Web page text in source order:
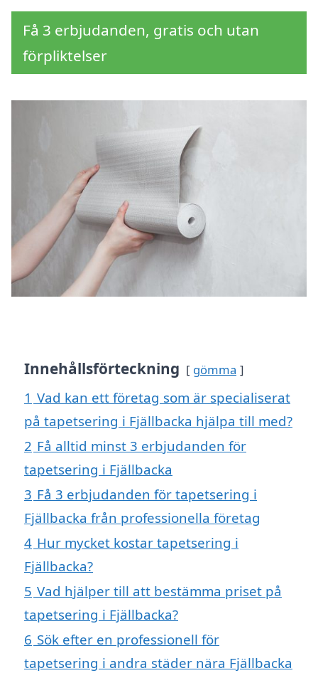
Få 3 erbjudanden, gratis och utan
förpliktelser
Innehållsförteckning gömma
1 Vad kan ett företag som är specialiserat
på tapetsering i Fjällbacka hjälpa till med?
2 Få alltid minst 3 erbjudanden för
tapetsering i Fjällbacka
3 Få 3 erbjudanden för tapetsering i
Fjällbacka från professionella företag
4 Hur mycket kostar tapetsering i
Fjällbacka?
5 Vad hjälper till att bestämma priset på
tapetsering i Fjällbacka?
6 Sök efter en professionell för
tapetsering i andra städer nära Fjällbacka